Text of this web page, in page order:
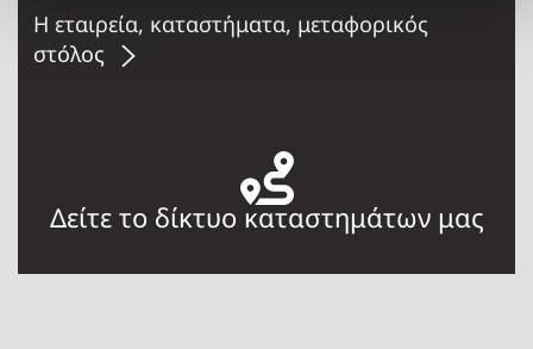
Η εταιρεία, καταστήματα, μεταφορικός
στόλος
Δείτε το δίκτυο καταστημάτων μας